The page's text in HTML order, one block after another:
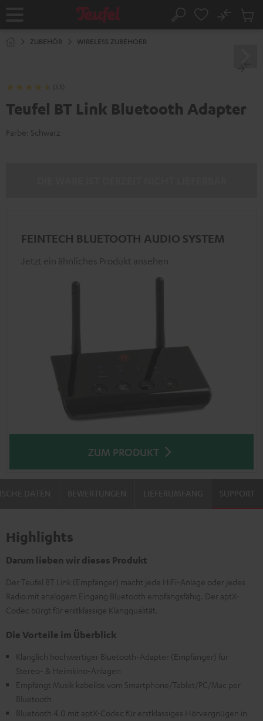
Startseite Suche
No
ZUBEHÖR WIRELESS ZUBEHOER
(53)
Teufel BT Link Bluetooth Adapter
Farbe: Schwarz
FEINTECH BLUETOOTH AUDIO SYSTEM
Jetzt ein ähnliches Produkt ansehen
ZUM PRODUKT
SUPPORT
Highlights
Darum lieben wir dieses Produkt
Der Teufel BT Link (Empfänger) macht jede HiFi-Anlage oder jedes
Radio mit analogem Eingang Bluetooth empfangsfähig. Der aptX-
Codec bürgt für erstklassige Klangqualität.
Die Vorteile im Überblick
Klanglich hochwertiger Bluetooth-Adapter (Empfänger) für
Stereo- & Heimkino-Anlagen
Empfängt Musik kabellos vom Smartphone/Tablet/PC/Mac per
Bluetooth
Bluetooth 4.0 mit aptX-Codec für erstklassiges Hörvergnügen in